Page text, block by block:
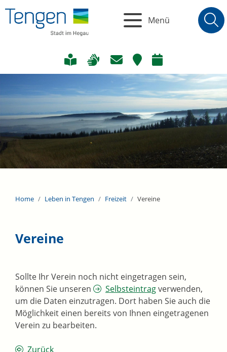
Menü
Home Leben in Tengen Freizeit Vereine
Vereine
Sollte Ihr Verein noch nicht eingetragen sein,
können Sie unseren
Selbsteintragverwenden,
um die Daten einzutragen. Dort haben Sie auch die
Möglichkeit einen bereits von Ihnen eingetragenen
Verein zu bearbeiten.
Zurück